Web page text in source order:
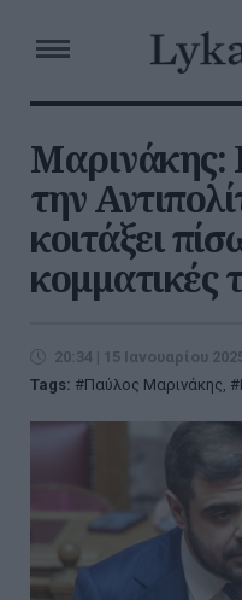
Μαρινάκης:
την
κοιτάξει
κομματικές
20:34 | 15 Ιανουαρίου
Tags:
Παύλος Μαρινάκης,